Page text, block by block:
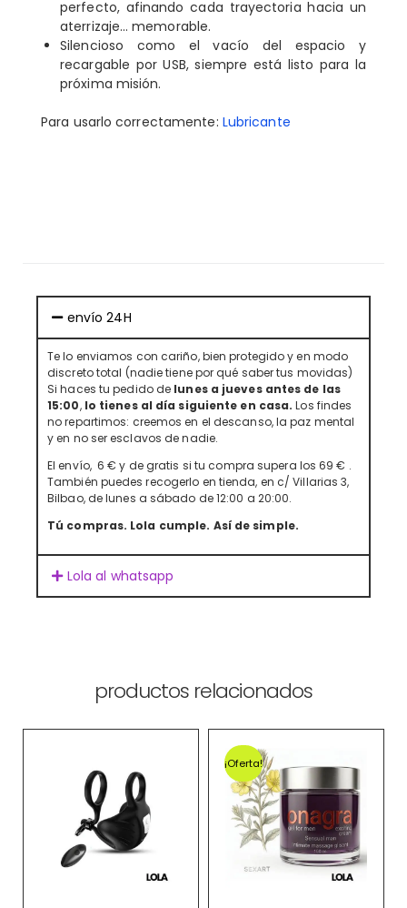
perfecto, afinando cada trayectoria hacia un
aterrizaje… memorable.
Silencioso como el vacío del espacio y
recargable por USB, siempre está listo para la
próxima misión.
Para usarlo correctamente: Lubricante
envío 24H
Te lo enviamos con cariño, bien protegido y en modo
discreto total (nadie tiene por qué saber tus movidas)
Si haces tu pedido de lunes a jueves antes de las
15:00, lo tienes al día siguiente en casa.Los findes
no repartimos: creemos en el descanso, la paz mental
y en no ser esclavos de nadie.
El envío, 6 € y de gratis si tu compra supera los 69 € .
También puedes recogerlo en tienda, en c/ Villarias 3,
Bilbao, de lunes a sábado de 12:00 a 20:00.
Tú compras. Lola cumple. Así de simple.
Lola al whatsapp
productos relacionados
¡Oferta!